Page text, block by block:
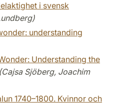
i svensk
understanding
Understanding the
(Cajsa Sjöberg, Joachim
1740–1800. Kvinnor och